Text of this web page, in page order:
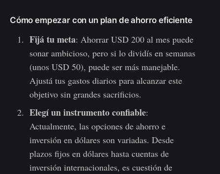
Cómo empezar con un plan de ahorro eficiente
Fijá tu meta: Ahorrar USD 200 al mes puede
sonar ambicioso, pero si lo dividís en semanas
(unos USD 50), puede ser más manejable.
Ajustá tus gastos diarios para alcanzar este
objetivo sin grandes sacrificios.
Elegí un instrumento confiable:
Actualmente, las opciones de ahorro e
inversión en dólares son variadas. Desde
plazos fijos en dólares hasta cuentas de
inversión internacionales, es cuestión de